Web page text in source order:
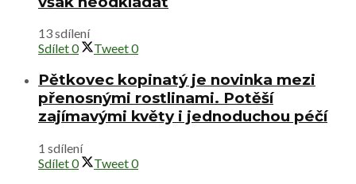
13 sdílení
Sdílet0 Tweet0
Pětkovec kopinatý je novinka mezi
přenosnými rostlinami. Potěší
zajímavými květy i jednoduchou péčí
1 sdílení
Sdílet0 Tweet0